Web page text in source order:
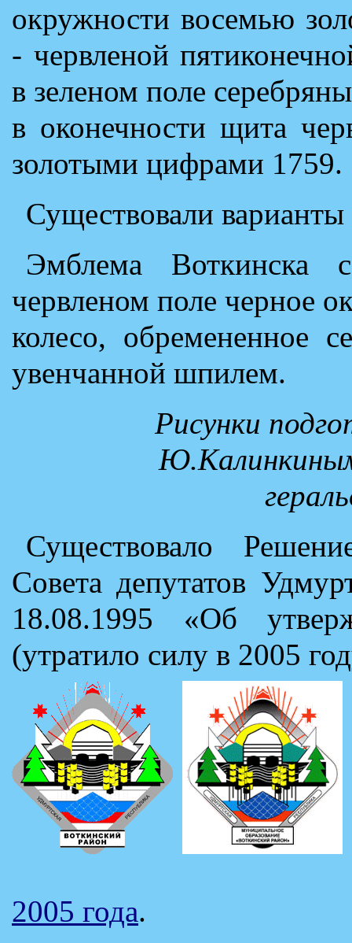
окружности восемью
- червленой
в зеленом поле
в оконечности щита
золотыми цифрами 1759.
Существовали
Эмблема Воткинска
червленом поле черное
колесо, обремененное
увенчанной шпилем.
Рисунки
Существовало
Совета депутатов
18.08.1995 «Об
(утратило силу в 2005
2005 года.